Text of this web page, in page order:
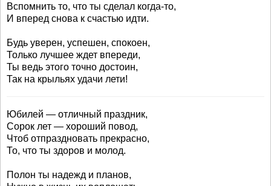
Вспомнить то, что ты сделал когда-то,
И вперед снова к счастью идти.
Будь уверен, успешен, спокоен,
Только лучшее ждет впереди,
Ты ведь этого точно достоин,
Так на крыльях удачи лети!
Юбилей — отличный праздник,
Сорок лет — хороший повод,
Чтоб отпраздновать прекрасно,
То, что ты здоров и молод.
Полон ты надежд и планов,